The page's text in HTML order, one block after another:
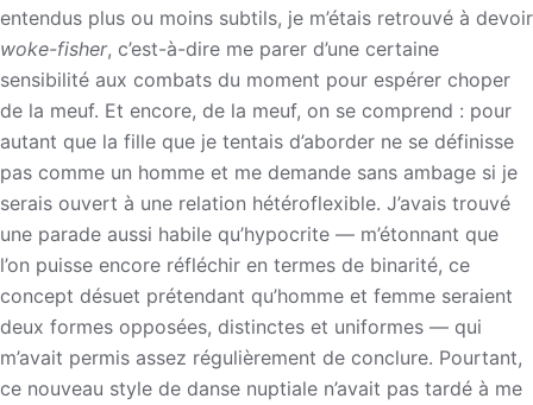
entendus plus ou moins subtils, je m’étais retrouvé à devoir
woke-fisher, c’est-à-dire me parer d’une certaine
sensibilité aux combats du moment pour espérer choper
de la meuf. Et encore, de la meuf, on se comprend : pour
autant que la fille que je tentais d’aborder ne se définisse
pas comme un homme et me demande sans ambage si je
serais ouvert à une relation hétéroflexible. J’avais trouvé
une parade aussi habile qu’hypocrite — m’étonnant que
l’on puisse encore réfléchir en termes de binarité, ce
concept désuet prétendant qu’homme et femme seraient
deux formes opposées, distinctes et uniformes — qui
m’avait permis assez régulièrement de conclure. Pourtant,
ce nouveau style de danse nuptiale n’avait pas tardé à me